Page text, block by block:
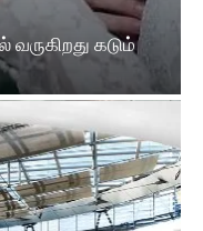
வருகிறது கடும்